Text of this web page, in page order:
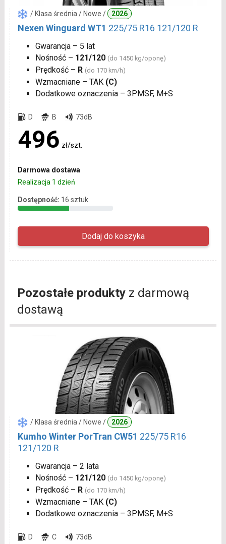
/ Klasa średnia / Nowe / 2026
Nexen Winguard WT1 225/75 R16 121/120 R
Gwarancja – 5 lat
Nośność – 121/120 (do 1450 kg/oponę)
Prędkość – R (do 170 km/h)
Wzmacniane – TAK (C)
Dodatkowe oznaczenia – 3PMSF, M+S
D B 73dB
496 zł/szt.
Darmowa dostawa
Realizacja 1 dzień
Dostępność: 16 sztuk
Pozostałe produktyz darmową
dostawą
/ Klasa średnia / Nowe / 2026
Kumho Winter PorTran CW51 225/75 R16
121/120 R
Gwarancja – 2 lata
Nośność – 121/120 (do 1450 kg/oponę)
Prędkość – R (do 170 km/h)
Wzmacniane – TAK (C)
Dodatkowe oznaczenia – 3PMSF, M+S
D C 73dB